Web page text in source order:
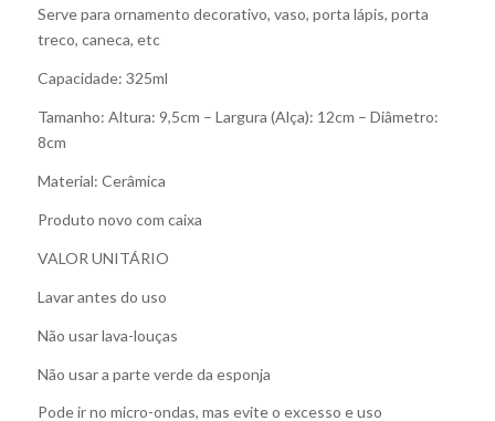
Serve para ornamento decorativo, vaso, porta lápis, porta
treco, caneca, etc
Capacidade: 325ml
Tamanho: Altura: 9,5cm – Largura (Alça): 12cm – Diâmetro:
8cm
Material: Cerâmica
Produto novo com caixa
VALOR UNITÁRIO
Lavar antes do uso
Não usar lava-louças
Não usar a parte verde da esponja
Pode ir no micro-ondas, mas evite o excesso e uso